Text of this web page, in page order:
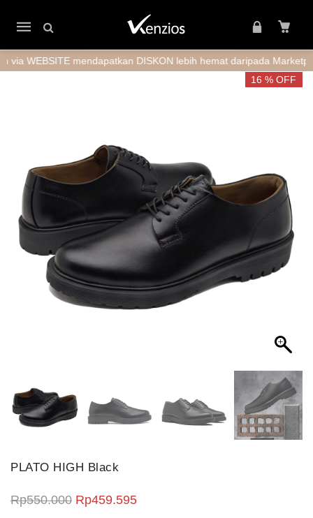
Mobile
navigation
mendapatkan DISKON lebih hemat daripada Marketplace
16 % OFF
PLATO HIGH Black
Rp550.000 Harga aslinya adalah: Rp550.000.
Rp459.595Harga saat ini adalah: